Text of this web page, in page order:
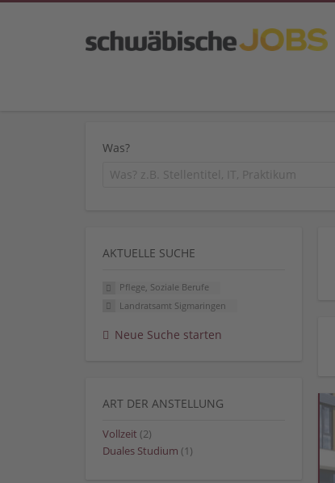
Was?
AKTUELLE SUCHE
Pflege, Soziale Berufe
Landratsamt Sigmaringen
Neue Suche starten
ART DER ANSTELLUNG
Vollzeit (2)
Duales Studium (1)